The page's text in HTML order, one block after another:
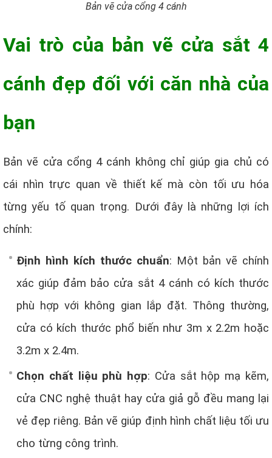
Bản vẽ cửa cổng 4 cánh
Vai trò của bản vẽ cửa sắt 4
cánh đẹp đối với căn nhà của
bạn
Bản vẽ cửa cổng 4 cánh không chỉ giúp gia chủ có
cái nhìn trực quan về thiết kế mà còn tối ưu hóa
từng yếu tố quan trọng. Dưới đây là những lợi ích
chính:
Định hình kích thước chuẩn: Một bản vẽ chính
xác giúp đảm bảo cửa sắt 4 cánh có kích thước
phù hợp với không gian lắp đặt. Thông thường,
cửa có kích thước phổ biến như 3m x 2.2m hoặc
3.2m x 2.4m.
Chọn chất liệu phù hợp: Cửa sắt hộp mạ kẽm,
cửa CNC nghệ thuật hay cửa giả gỗ đều mang lại
vẻ đẹp riêng. Bản vẽ giúp định hình chất liệu tối ưu
cho từng công trình.